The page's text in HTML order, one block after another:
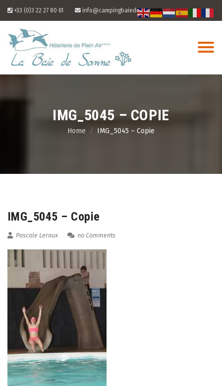
+33 (0)3 22 27 80 61 info@campingbaiedesomme.com
IMG_5045 – COPIE
Home IMG_5045 – Copie
IMG_5045 – Copie
Pascale Leroux no Comments